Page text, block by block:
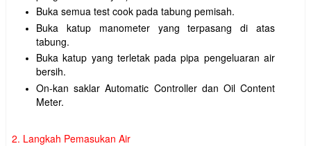
Buka semua test cook pada tabung pemisah.
Buka katup manometer yang terpasang di atas
tabung.
Buka katup yang terletak pada pipa pengeluaran air
bersih.
On-kan saklar Automatic Controller dan Oil Content
Meter.
2. Langkah Pemasukan Air